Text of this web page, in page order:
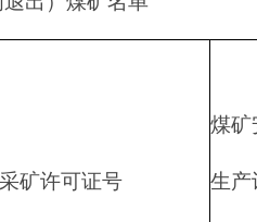
矿许可证号
煤矿
生产